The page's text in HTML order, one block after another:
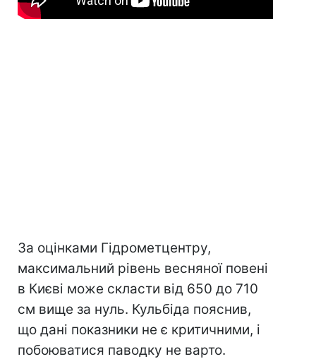
За оцінками Гідрометцентру,
максимальний рівень весняної повені
в Києві може скласти від 650 до 710
см вище за нуль. Кульбіда пояснив,
що дані показники не є критичними, і
побоюватися паводку не варто.